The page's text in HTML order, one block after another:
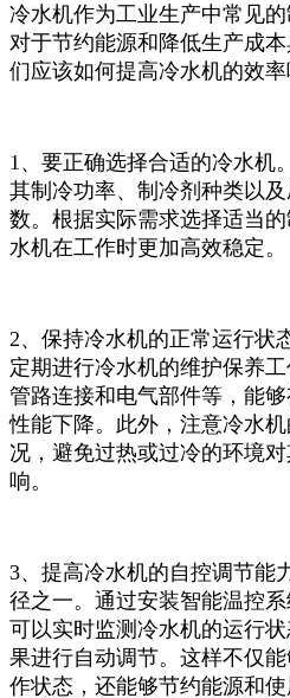
冷水机作为工业生产中常见
对于节约能源和降低生产成
们应该如何提高冷水机的效率
1、要正确选择合适的冷水机
其制冷功率、制冷剂种类以
数。根据实际需求选择适当
水机在工作时更加高效稳定。
2、保持冷水机的正常运行状
定期进行冷水机的维护保养
管路连接和电气部件等，能
性能下降。此外，注意冷水
况，避免过热或过冷的环境
响。
3、提高冷水机的自控调节能
径之一。通过安装智能温控
可以实时监测冷水机的运行
果进行自动调节。这样不仅
作状态，还能够节约能源和使